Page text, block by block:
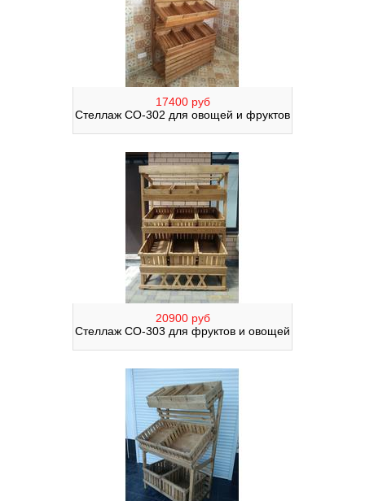
17400 руб
Стеллаж СО-302 для овощей и фруктов
20900 руб
Стеллаж СО-303 для фруктов и овощей